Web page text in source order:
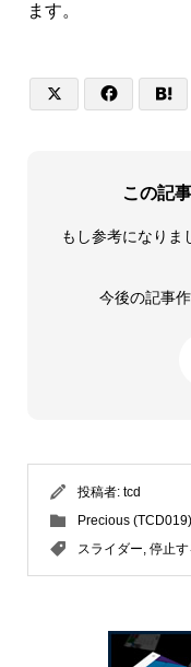
ます。
  
この記
もし参考になりま
今後の記事
投稿者: tcd
Precious (TCD019)
スライダー, 停止す